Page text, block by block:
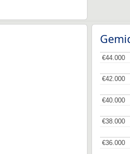
€36.000
€36.000
€38.000
€38.000
€40.000
€40.000
€42.000
€42.000
€44.000
€44.000